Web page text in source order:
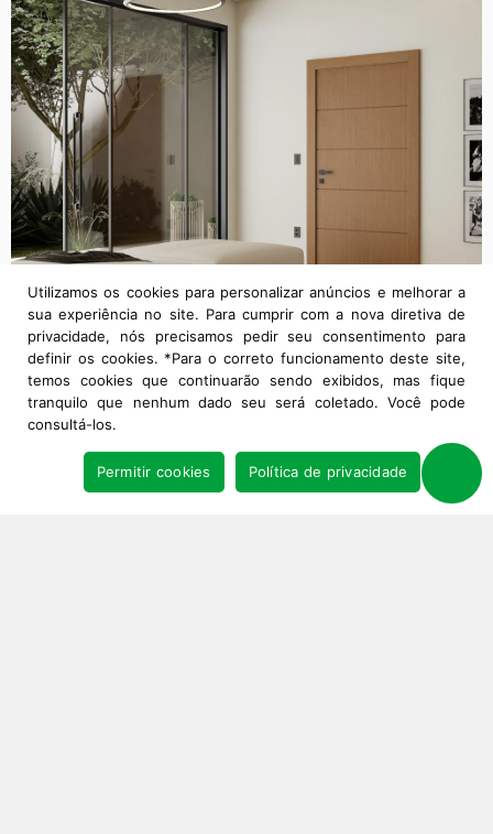
Utilizamos os cookies para personalizar anúncios e melhorar a
sua experiência no site. Para cumprir com a nova diretiva de
privacidade, nós precisamos pedir seu consentimento para
definir os cookies. *Para o correto funcionamento deste site,
temos cookies que continuarão sendo exibidos, mas fique
tranquilo que nenhum dado seu será coletado. Você pode
consultá-los.
Permitir cookies Política de privacidade